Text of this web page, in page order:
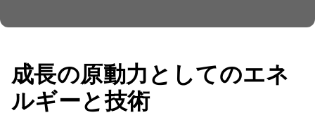
成長の原動力としてのエネ
ルギーと技術